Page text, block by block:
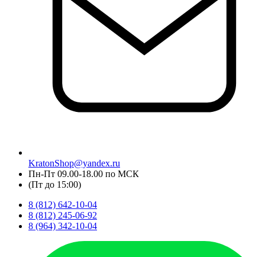
KratonShop@yandex.ru
Пн-Пт 09.00-18.00 по МСК
(Пт до 15:00)
8 (812) 642-10-04
8 (812) 245-06-92
8 (964) 342-10-04